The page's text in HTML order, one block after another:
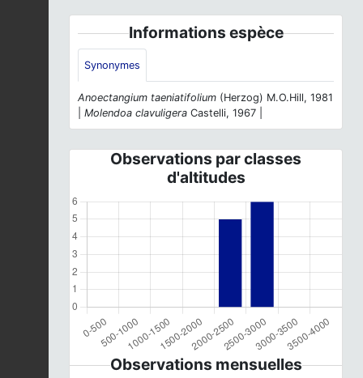
Informations espèce
Synonymes
Anoectangium taeniatifolium (Herzog) M.O.Hill, 1981
Molendoa clavuligera Castelli, 1967 |
Observations par classes
d'altitudes
Observations mensuelles